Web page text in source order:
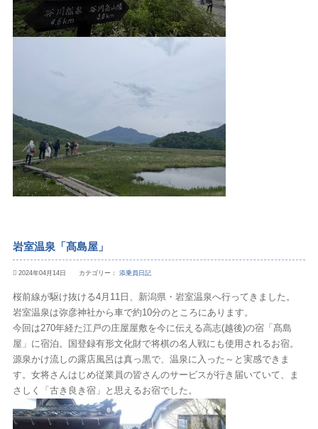
岩室温泉「髙島屋」
2024年04月14日 カテゴリー： 添乗員日記
桜前線が駆け抜ける4月11日、新潟県・岩室温泉へ行ってきました。
岩室温泉は弥彦神社から車で約10分のところにあります。
今回は270年経た江戸の庄屋屋敷を今に伝える高志(越後)の宿「髙島
屋」に宿泊。国登録有形文化財で将棋の名人戦にも使用されるお宿。
源泉かけ流しの露店風呂は真っ黒で、温泉に入った～と実感できま
す。女将さんはじめ従業員の皆さんのサービスが行き届いていて、ま
さしく「古き良き宿」と思えるお宿でした。